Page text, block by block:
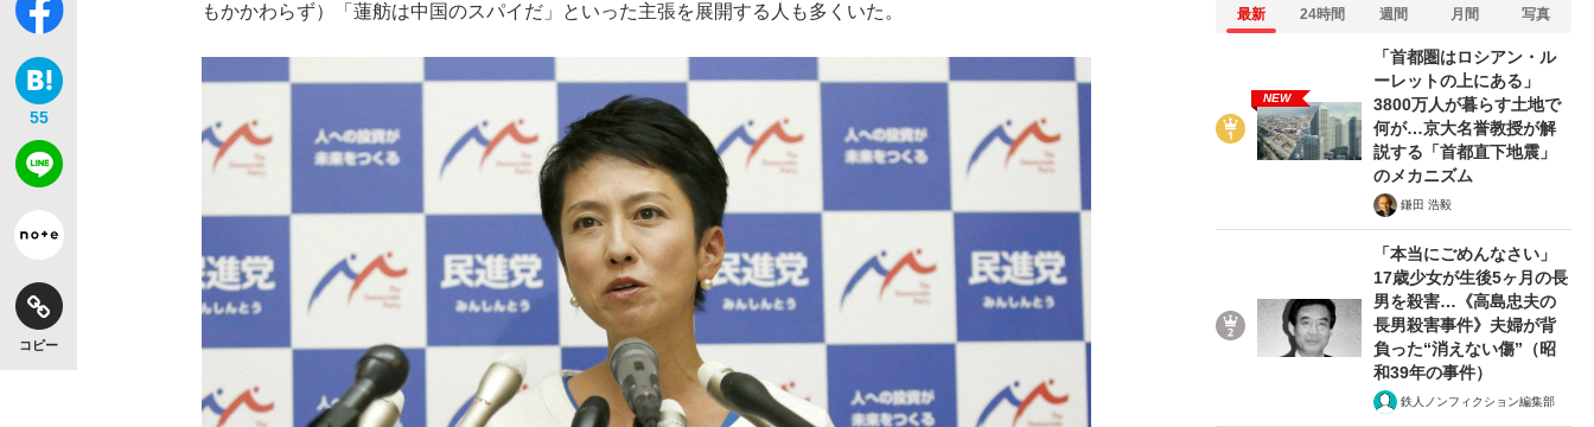
55
コピー
もかかわらず）「蓮舫は中国のスパイだ」といった主張を展開する人も多くいた。
最新 24時間 週間 月間 写真
NEW
「首都圏はロシアン・ル
ーレットの上にある」
3800万人が暮らす土地で
何が…京大名誉教授が解
説する「首都直下地震」
のメカニズム
鎌田 浩毅
「本当にごめんなさい」
17歳少女が生後5ヶ月の長
男を殺害…《高島忠夫の
長男殺害事件》夫婦が背
負った“消えない傷”（昭
和39年の事件）
鉄人ノンフィクション編集部